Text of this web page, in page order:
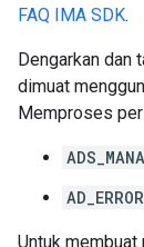
FAQ IMA SDK.
Dengarkan dan
dimuat
Memproses
AD_ERROR
Untuk